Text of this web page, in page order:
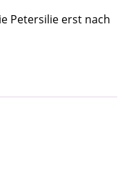
Petersilie erst nach